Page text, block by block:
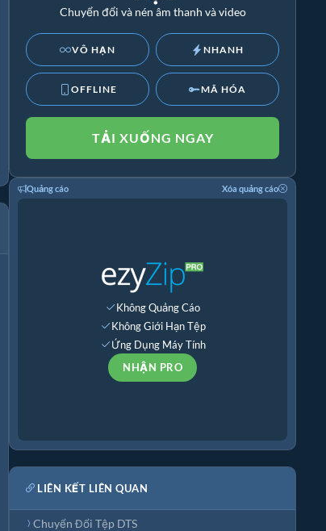
Chuyển đổi và nén âm thanh và video
VÔ HẠN NHANH
OFFLINE MÃ HÓA
TẢI XUỐNG NGAY
Quảng cáo Xóa quảng cáo
Không Quảng Cáo
Không Giới Hạn Tệp
Ứng Dụng Máy Tính
NHẬN PRO
LIÊN KẾT LIÊN QUAN
Chuyển Đổi Tệp DTS